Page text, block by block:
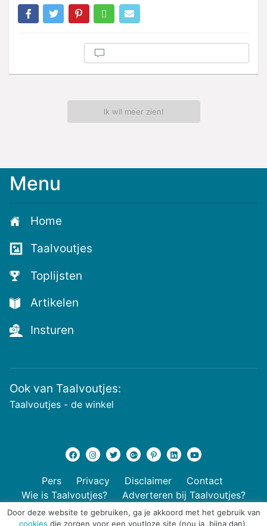
Ik wil meer zien!
Menu
Home
Taalvoutjes
Toplijsten
Artikelen
Insturen
Ook van Taalvoutjes:
Taalvoutjes - de winkel
Pers Privacy Disclaimer
Contact
Wie is Taalvoutjes?
Adverteren bij Taalvoutjes?
Door deze website te gebruiken, ga je akkoord met het gebruik van
cookies die zorgen voor een voutloze site (nou ja, bijna dan).